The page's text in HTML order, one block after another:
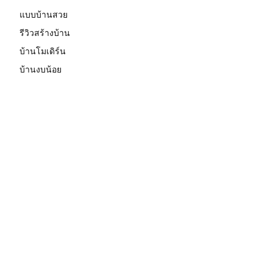
แบบบ้านสวย
รีวิวสร้างบ้าน
บ้านโมเดิร์น
บ้านงบน้อย